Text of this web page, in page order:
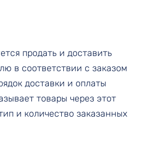
продать и доставить
в соответствии с заказом
доставки и оплаты
товары через этот
и количество заказанных